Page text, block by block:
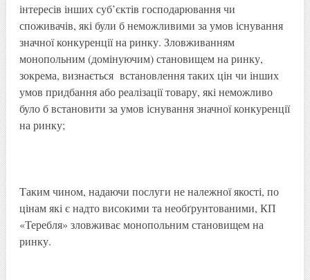
інтересів інших суб’єктів господарювання чи
споживачів, які були б неможливими за умов існування
значної конкуренції на ринку. Зловживанням
монопольним (домінуючим) становищем на ринку,
зокрема, визнається встановлення таких цін чи інших
умов придбання або реалізації товару, які неможливо
було б встановити за умов існування значної конкуренції
на ринку;
Таким чином, надаючи послуги не належної якості, по
цінам які є надто високими та необґрунтованими, КП
«Теребля» зловживає монопольним становищем на
ринку.